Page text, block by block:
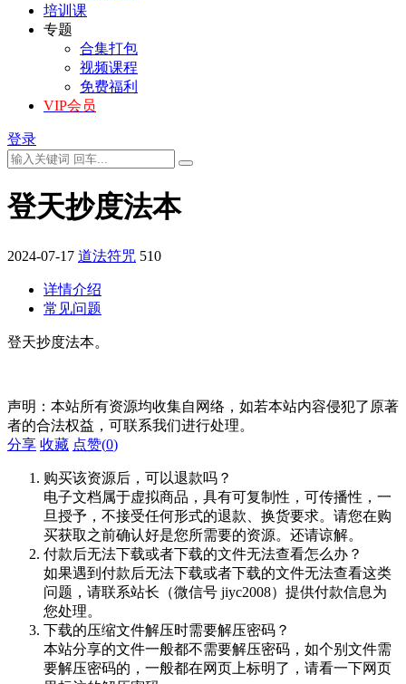
培训课
专题
合集打包
视频课程
免费福利
VIP会员
登录
登天抄度法本
2024-07-17 道法符咒 510
详情介绍
常见问题
登天抄度法本。
声明：本站所有资源均收集自网络，如若本站内容侵犯了原著
者的合法权益，可联系我们进行处理。
分享 收藏 点赞(0)
购买该资源后，可以退款吗？
电子文档属于虚拟商品，具有可复制性，可传播性，一
旦授予，不接受任何形式的退款、换货要求。请您在购
买获取之前确认好是您所需要的资源。还请谅解。
付款后无法下载或者下载的文件无法查看怎么办？
如果遇到付款后无法下载或者下载的文件无法查看这类
问题，请联系站长（微信号 jiyc2008）提供付款信息为
您处理。
下载的压缩文件解压时需要解压密码？
本站分享的文件一般都不需要解压密码，如个别文件需
要解压密码的，一般都在网页上标明了，请看一下网页